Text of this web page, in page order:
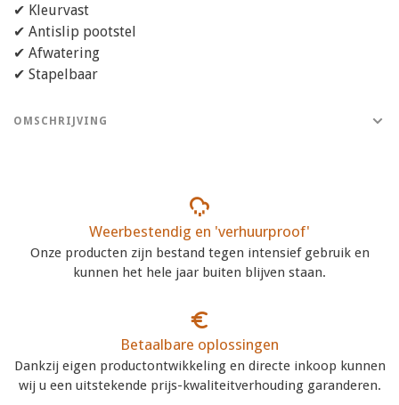
✔ Kleurvast
✔ Antislip pootstel
✔ Afwatering
✔ Stapelbaar
OMSCHRIJVING
Weerbestendig en 'verhuurproof'
Onze producten zijn bestand tegen intensief gebruik en
kunnen het hele jaar buiten blijven staan.
Betaalbare oplossingen
Dankzij eigen productontwikkeling en directe inkoop kunnen
wij u een uitstekende prijs-kwaliteitverhouding garanderen.